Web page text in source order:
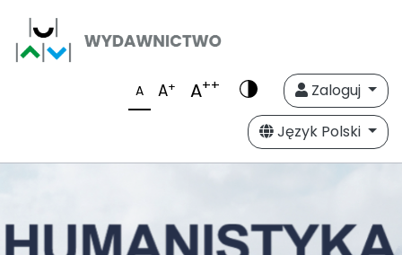
A A+ A++
Zaloguj
Język Polski